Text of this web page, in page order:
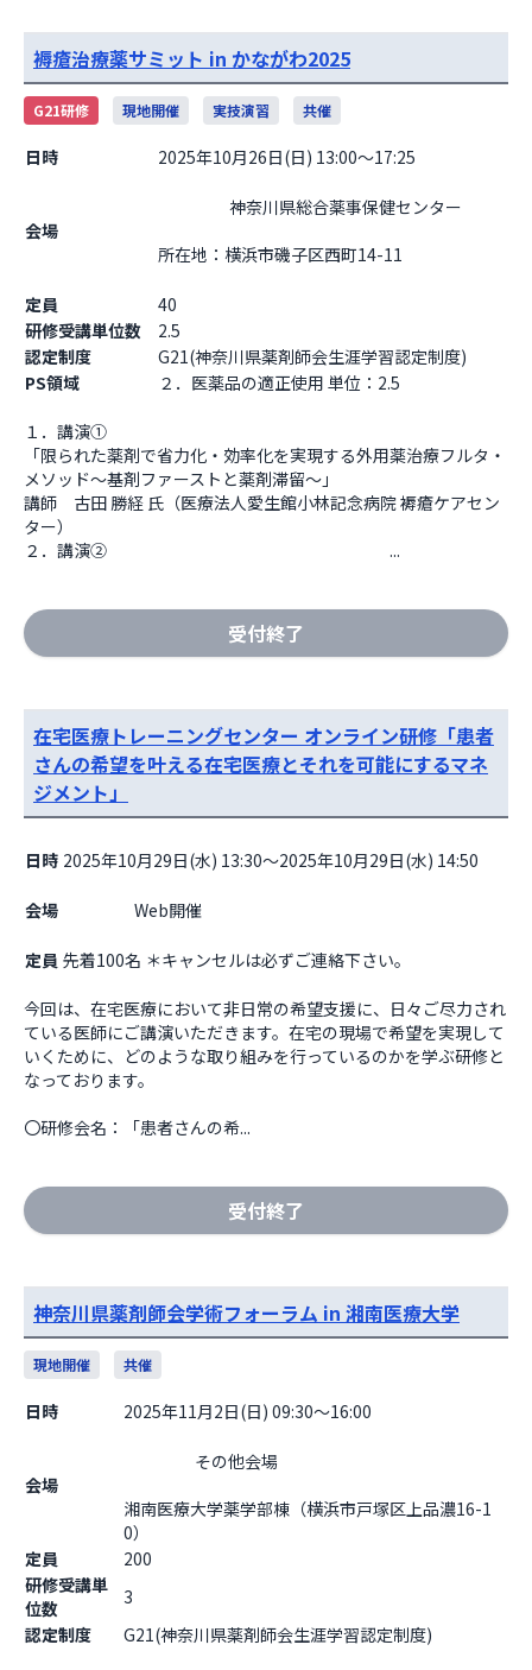
褥瘡治療薬サミット in かながわ2025
G21研修 現地開催 実技演習 共催
日時 2025年10月26日(日) 13:00～17:25
会場
所在地：横浜市磯子区西町14-11
定員
40
研修受講単位数
2.5
認定制度
G21(神奈川県薬剤師会生涯学習認定制度)
PS領域
２．医薬品の適正使用 単位：2.5
１．講演①
「限られた薬剤で省力化・効率化を実現する外用薬治療フルタ・
メソッド～基剤ファーストと薬剤滞留～」
講師　古田 勝経 氏（医療法人愛生館小林記念病院 褥瘡ケアセン
ター）
２．講演②　　　　　　　　　　　　　　　　　...
受付終了
在宅医療トレーニングセンター オンライン研修「患者
さんの希望を叶える在宅医療とそれを可能にするマネ
ジメント」
日時 2025年10月29日(水) 13:30～2025年10月29日(水) 14:50
会場
定員 先着100名 ＊キャンセルは必ずご連絡下さい。
今回は、在宅医療において非日常の希望支援に、日々ご尽力され
ている医師にご講演いただきます。在宅の現場で希望を実現して
いくために、どのような取り組みを行っているのかを学ぶ研修と
なっております。
〇研修会名：「患者さんの希...
受付終了
神奈川県薬剤師会学術フォーラム in 湘南医療大学
現地開催 共催
日時 2025年11月2日(日) 09:30～16:00
会場
湘南医療大学薬学部棟（横浜市戸塚区上品濃16-1
0）
定員
200
研修受講単
位数
3
認定制度
G21(神奈川県薬剤師会生涯学習認定制度)